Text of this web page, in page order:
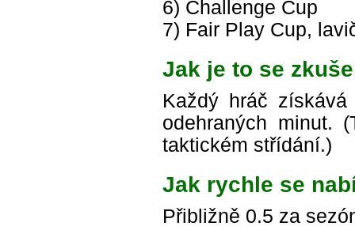
6) Challenge Cup
7) Fair Play Cup,
Jak je to se
Každý hráč
odehraných minut.
taktickém střídání.)
Jak rychle se
Přibližně 0.5 za